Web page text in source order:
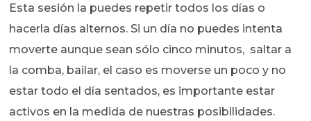
Esta sesión la puedes repetir todos los días o
hacerla días alternos. Si un día no puedes intenta
moverte aunque sean sólo cinco minutos, saltar a
la comba, bailar, el caso es moverse un poco y no
estar todo el día sentados, es importante estar
activos en la medida de nuestras posibilidades.